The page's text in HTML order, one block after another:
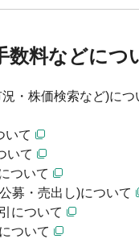
数料などにつ
・株価検索など)につ
いて
いて
ついて
募・売出し)について
について
ついて